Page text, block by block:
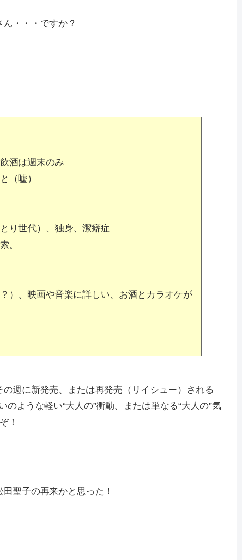
・・・ですか？
酒は週末のみ
（嘘）
り世代）、独身、潔癖症
。
）、映画や音楽に詳しい、お酒とカラオケが
の週に新発売、または再発売（リイシュー）される
ような軽い“大人の”衝動、または単なる“大人の”気
！
聖子の再来かと思った！